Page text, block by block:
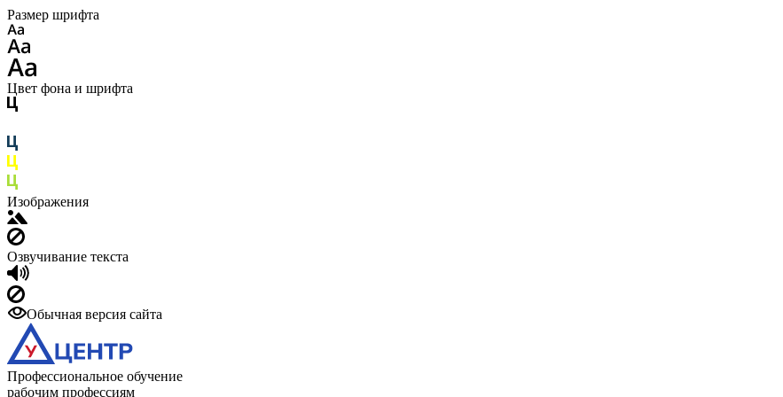
Размер шрифта
Цвет фона и шрифта
Изображения
Озвучивание текста
Обычная версия сайта
Профессиональное обучение
рабочим профессиям